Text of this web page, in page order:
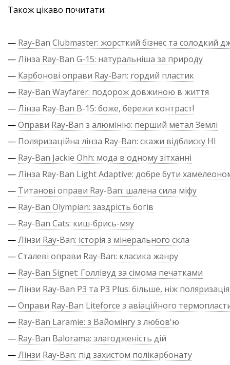
Також цікаво почитати:
— Ray-Ban Clubmaster: жорсткий бізнес та солодкий
—Лінза Ray-Ban G-15: натуральніша за природу
— Карбонові оправи Ray-Ban: гордий пластик
— Ray-Ban Wayfarer: подорож довжиною в життя
—Лінза Ray-Ban B-15: боже, бережи контраст!
—Оправи Ray-Ban з алюмінію: перший метал Землі
— Поляризаційна лінза Ray-Ban: скажи відблиску НІ
— Ray-Ban Jackie Ohh: мода в одному зітханні
—Лінза Ray-Ban Light Adaptive: добре бути
— Титанові оправи Ray-Ban: шалена сила міфу
— Ray-Ban Olympian: заздрість богів
— Ray-Ban Cats: киш-брись-мяу
—Лінзи Ray-Ban: історія з мінерального скла
—Сталеві оправи Ray-Ban: класика жанру
— Ray-Ban Signet: Голлівуд за сімома печатками
—Лінзи Ray-Ban P3 та P3 Plus: більше, ніж поляризація
—Оправи Ray-Ban Liteforce з авіаційного
— Ray-Ban Laramie: з Вайомінгу з любов'ю
— Ray-Ban Balorama: злагодженість дій
—Лінзи Ray-Ban: під захистом полікарбонату